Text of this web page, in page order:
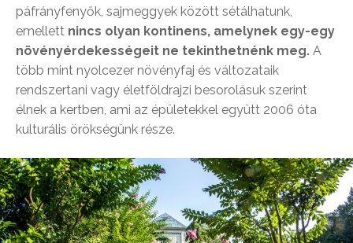
páfrányfenyők, sajmeggyek között sétálhatunk,
emellett nincs olyan kontinens, amelynek egy-egy
növényérdekességeit ne tekinthetnénk meg. A
több mint nyolcezer növényfaj és változataik
rendszertani vagy életföldrajzi besorolásuk szerint
élnek a kertben, ami az épületekkel együtt 2006 óta
kulturális örökségünk része.